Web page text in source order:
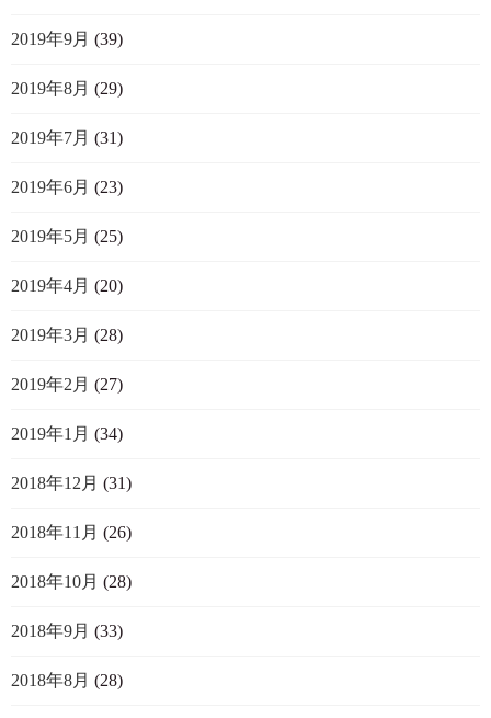
2019年9月 (39)
2019年8月 (29)
2019年7月 (31)
2019年6月 (23)
2019年5月 (25)
2019年4月 (20)
2019年3月 (28)
2019年2月 (27)
2019年1月 (34)
2018年12月 (31)
2018年11月 (26)
2018年10月 (28)
2018年9月 (33)
2018年8月 (28)